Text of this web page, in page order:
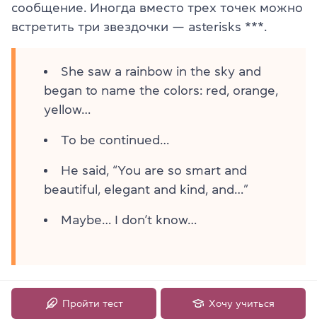
сообщение. Иногда вместо трех точек можно
встретить три звездочки — asterisks ***.
She saw a rainbow in the sky and
began to name the colors: red, orange,
yellow…
To be continued…
He said, “You are so smart and
beautiful, elegant and kind, and…”
Maybe… I don’t know…
5 ключевых отличий между
Пройти тест Хочу учиться